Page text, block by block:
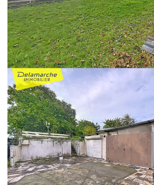
Maison avec 3
proche du bourg
LINGREVILLE
Réf : 9898DP
50660 TOURNEVILLE SUR MER
€160 000**
DELAMARCHE Immobilier vous propose à la vente
commune de LINGREVILLE à proximité du bourg et
moins de 5min des plages.